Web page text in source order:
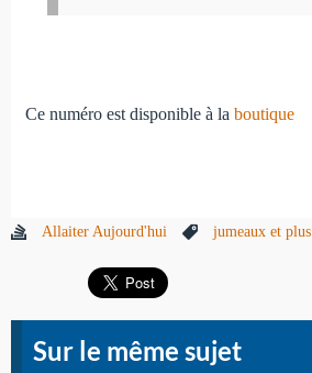
Ce numéro est disponible à la boutique
Allaiter Aujourd'hui jumeaux et plus
Sur le même sujet